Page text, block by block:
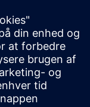
ved at
3D er
CAE-